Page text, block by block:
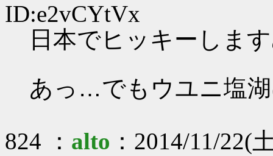
ID:e2vCYtVx
日本でヒッキーしま
あっ…でもウユニ塩
824 ： alto ：2014/11/22(